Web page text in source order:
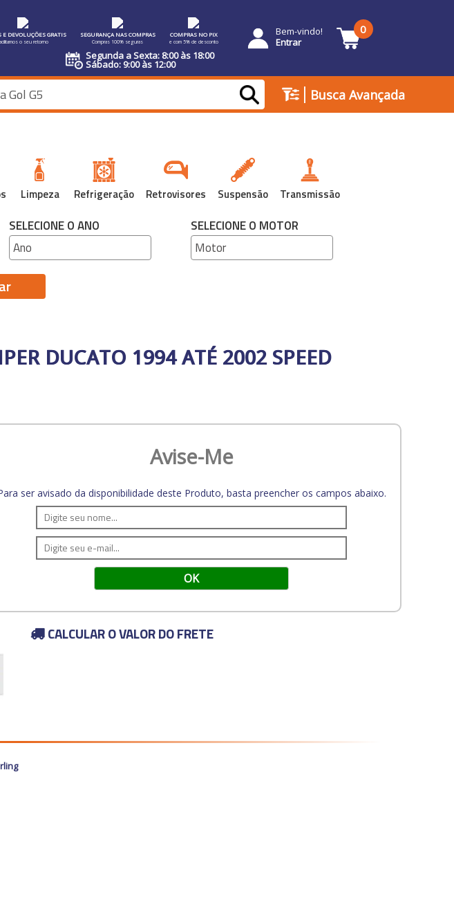
E DEVOLUÇÕES GRATIS
o seu retorno
SEGURANÇA NAS COMPRAS
Compras 100% seguras
COMPRAS NO PIX
e com 5% de desconto
Segunda a Sexta: 8:00 às 18:00
Sábado: 9:00 às 12:00
Bem-vindo!
Entrar
0
| Busca Avançada
Limpeza Refrigeração Retrovisores Suspensão Transmissão
SELECIONE O ANO SELECIONE O MOTOR
DUCATO 1994 ATÉ 2002 SPEED
Avise-Me
ser avisado da disponibilidade deste Produto, basta preencher os campos abaixo.
CALCULAR O VALOR DO FRETE